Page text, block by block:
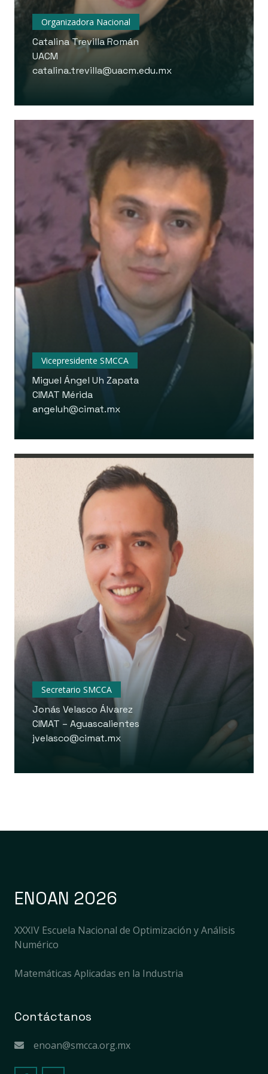
Organizadora Nacional
Catalina Trevilla Román
UACM
catalina.trevilla@uacm.edu.mx
Vicepresidente SMCCA
Miguel Ángel Uh Zapata
CIMAT Mérida
angeluh@cimat.mx
Secretario SMCCA
Jonás Velasco Álvarez
CIMAT – Aguascalientes
jvelasco@cimat.mx
ENOAN 2026
XXXIV Escuela Nacional de Optimización y Análisis
Numérico
Matemáticas Aplicadas en la Industria
Contáctanos
enoan@smcca.org.mx